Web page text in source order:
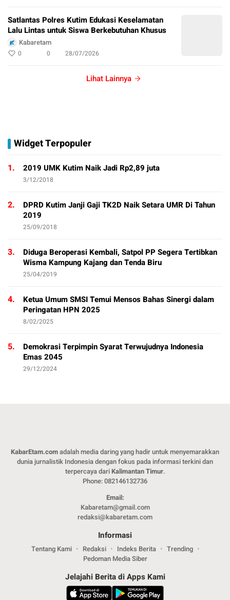
Satlantas Polres Kutim Edukasi Keselamatan
Lalu Lintas untuk Siswa Berkebutuhan Khusus
Kabaretam
0 0 28/07/2026
Lihat Lainnya
Widget Terpopuler
1. 2019 UMK Kutim Naik Jadi Rp2,89 juta
3/12/2018
2.
DPRD Kutim Janji Gaji TK2D Naik Setara UMR Di Tahun
2019
25/09/2018
3.
Diduga Beroperasi Kembali, Satpol PP Segera Tertibkan
Wisma Kampung Kajang dan Tenda Biru
25/04/2019
4.
Ketua Umum SMSI Temui Mensos Bahas Sinergi dalam
Peringatan HPN 2025
8/02/2025
5.
Demokrasi Terpimpin Syarat Terwujudnya Indonesia
Emas 2045
29/12/2024
KabarEtam.comadalah media daring yang hadir untuk menyemarakkan
dunia jurnalistik Indonesia dengan fokus pada informasi terkini dan
terpercaya dariKalimantan Timur.
Phone: 082146132736
Email:
Kabaretam@gmail.com
redaksi@kabaretam.com
Informasi
Tentang Kami Redaksi Indeks Berita
Trending
Pedoman Media Siber
Jelajahi Berita di Apps Kami